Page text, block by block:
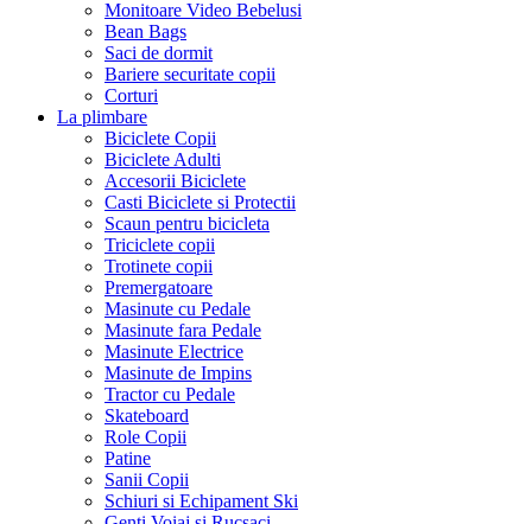
Monitoare Video Bebelusi
Bean Bags
Saci de dormit
Bariere securitate copii
Corturi
La plimbare
Biciclete Copii
Biciclete Adulti
Accesorii Biciclete
Casti Biciclete si Protectii
Scaun pentru bicicleta
Triciclete copii
Trotinete copii
Premergatoare
Masinute cu Pedale
Masinute fara Pedale
Masinute Electrice
Masinute de Impins
Tractor cu Pedale
Skateboard
Role Copii
Patine
Sanii Copii
Schiuri si Echipament Ski